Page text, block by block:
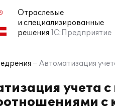
Отраслевые
и специализированные
решения 1С:Предприятие
Автоматизация
учета
с